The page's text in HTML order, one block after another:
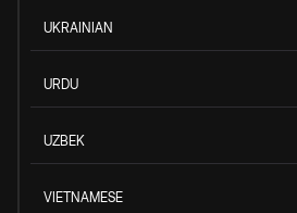
UKRAINIAN
URDU
UZBEK
VIETNAMESE